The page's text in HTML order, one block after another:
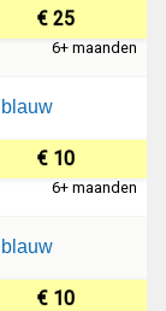
€ 25
6+ maanden
€ 10
6+ maanden
€ 10